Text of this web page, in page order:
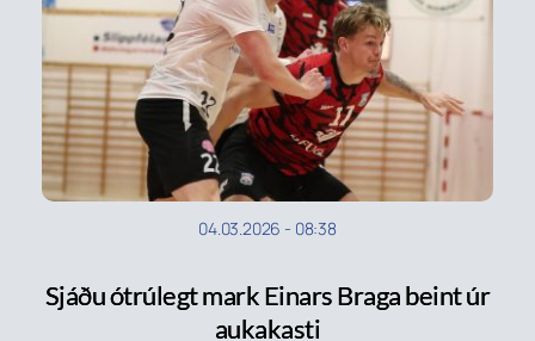
04.03.2026 - 08:38
Sjáðu ótrúlegt mark Einars Braga beint úr
aukakasti